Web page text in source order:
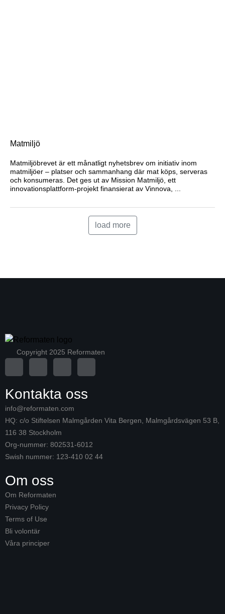
Matmiljö
Matmiljöbrevet är ett månatligt nyhetsbrev om initiativ inom
matmiljöer – platser och sammanhang där mat köps, serveras
och konsumeras. Det ges ut av Mission Matmiljö, ett
innovationsplattform-projekt finansierat av Vinnova, ...
load more
Copyright 2025 Reformaten
Kontakta oss
info@reformaten.com​
HQ: c/o Stiftelsen Malmgården Vita Bergen, Malmgårdsvägen 53 B,
116 38 Stockholm
Org-nummer: 802531-6012
Swish nummer: 123-410 02 44
Om oss
Om Reformaten
Privacy Policy
Terms of Use
Bli volontär
Våra principer